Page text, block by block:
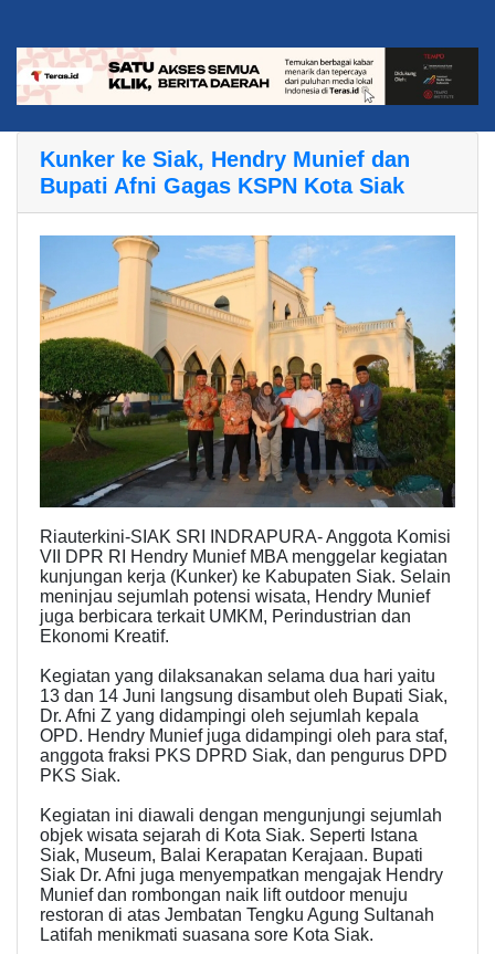
Kunker ke Siak, Hendry Munief dan
Bupati Afni Gagas KSPN Kota Siak
Riauterkini-SIAK SRI INDRAPURA- Anggota Komisi
VII DPR RI Hendry Munief MBA menggelar kegiatan
kunjungan kerja (Kunker) ke Kabupaten Siak. Selain
meninjau sejumlah potensi wisata, Hendry Munief
juga berbicara terkait UMKM, Perindustrian dan
Ekonomi Kreatif.
Kegiatan yang dilaksanakan selama dua hari yaitu
13 dan 14 Juni langsung disambut oleh Bupati Siak,
Dr. Afni Z yang didampingi oleh sejumlah kepala
OPD. Hendry Munief juga didampingi oleh para staf,
anggota fraksi PKS DPRD Siak, dan pengurus DPD
PKS Siak.
Kegiatan ini diawali dengan mengunjungi sejumlah
objek wisata sejarah di Kota Siak. Seperti Istana
Siak, Museum, Balai Kerapatan Kerajaan. Bupati
Siak Dr. Afni juga menyempatkan mengajak Hendry
Munief dan rombongan naik lift outdoor menuju
restoran di atas Jembatan Tengku Agung Sultanah
Latifah menikmati suasana sore Kota Siak.